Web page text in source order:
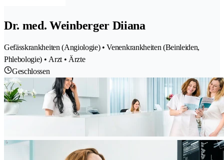
Dr. med. Weinberger Diiana
Gefässkrankheiten (Angiologie) • Venenkrankheiten (Beinleiden,
Phlebologie) • Arzt • Ärzte
Geschlossen